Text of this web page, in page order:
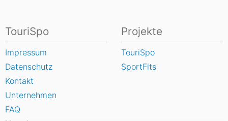
TouriSpo
Impressum
Datenschutz
Kontakt
Unternehmen
FAQ
Projekte
TouriSpo
SportFits